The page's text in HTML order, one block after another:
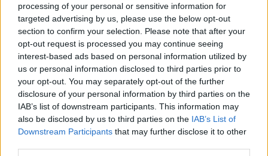
processing of your personal or sensitive information for
targeted advertising by us, please use the below opt-out
section to confirm your selection. Please note that after your
opt-out request is processed you may continue seeing
interest-based ads based on personal information utilized by
us or personal information disclosed to third parties prior to
your opt-out. You may separately opt-out of the further
disclosure of your personal information by third parties on the
IAB’s list of downstream participants. This information may
also be disclosed by us to third parties on the IAB’s List of
Downstream Participants that may further disclose it to other
Telefonplan
Tellusborgsvägen 81
Hägersten, + Google Map
«Loppis på Snöskostigen
i Västertorp
Loppis i Aspuddsparken
»
Skapa Evenemang